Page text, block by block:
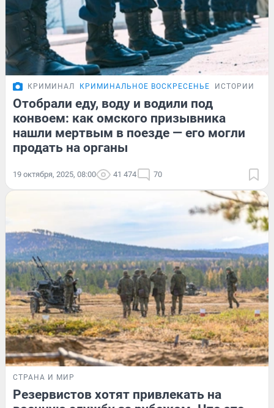
КРИМИНАЛ КРИМИНАЛЬНОЕ ВОСКРЕСЕНЬЕ ИСТОРИИ
Отобрали еду, воду и водили под
конвоем: как омского призывника
нашли мертвым в поезде — его могли
продать на органы
19 октября, 2025, 08:00 41 474 70
СТРАНА И МИР
Резервистов хотят привлекать на